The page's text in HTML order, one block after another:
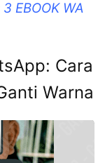
EBOOK WA
Cara
Warna